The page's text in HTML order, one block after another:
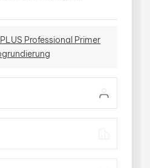
Professional Primer